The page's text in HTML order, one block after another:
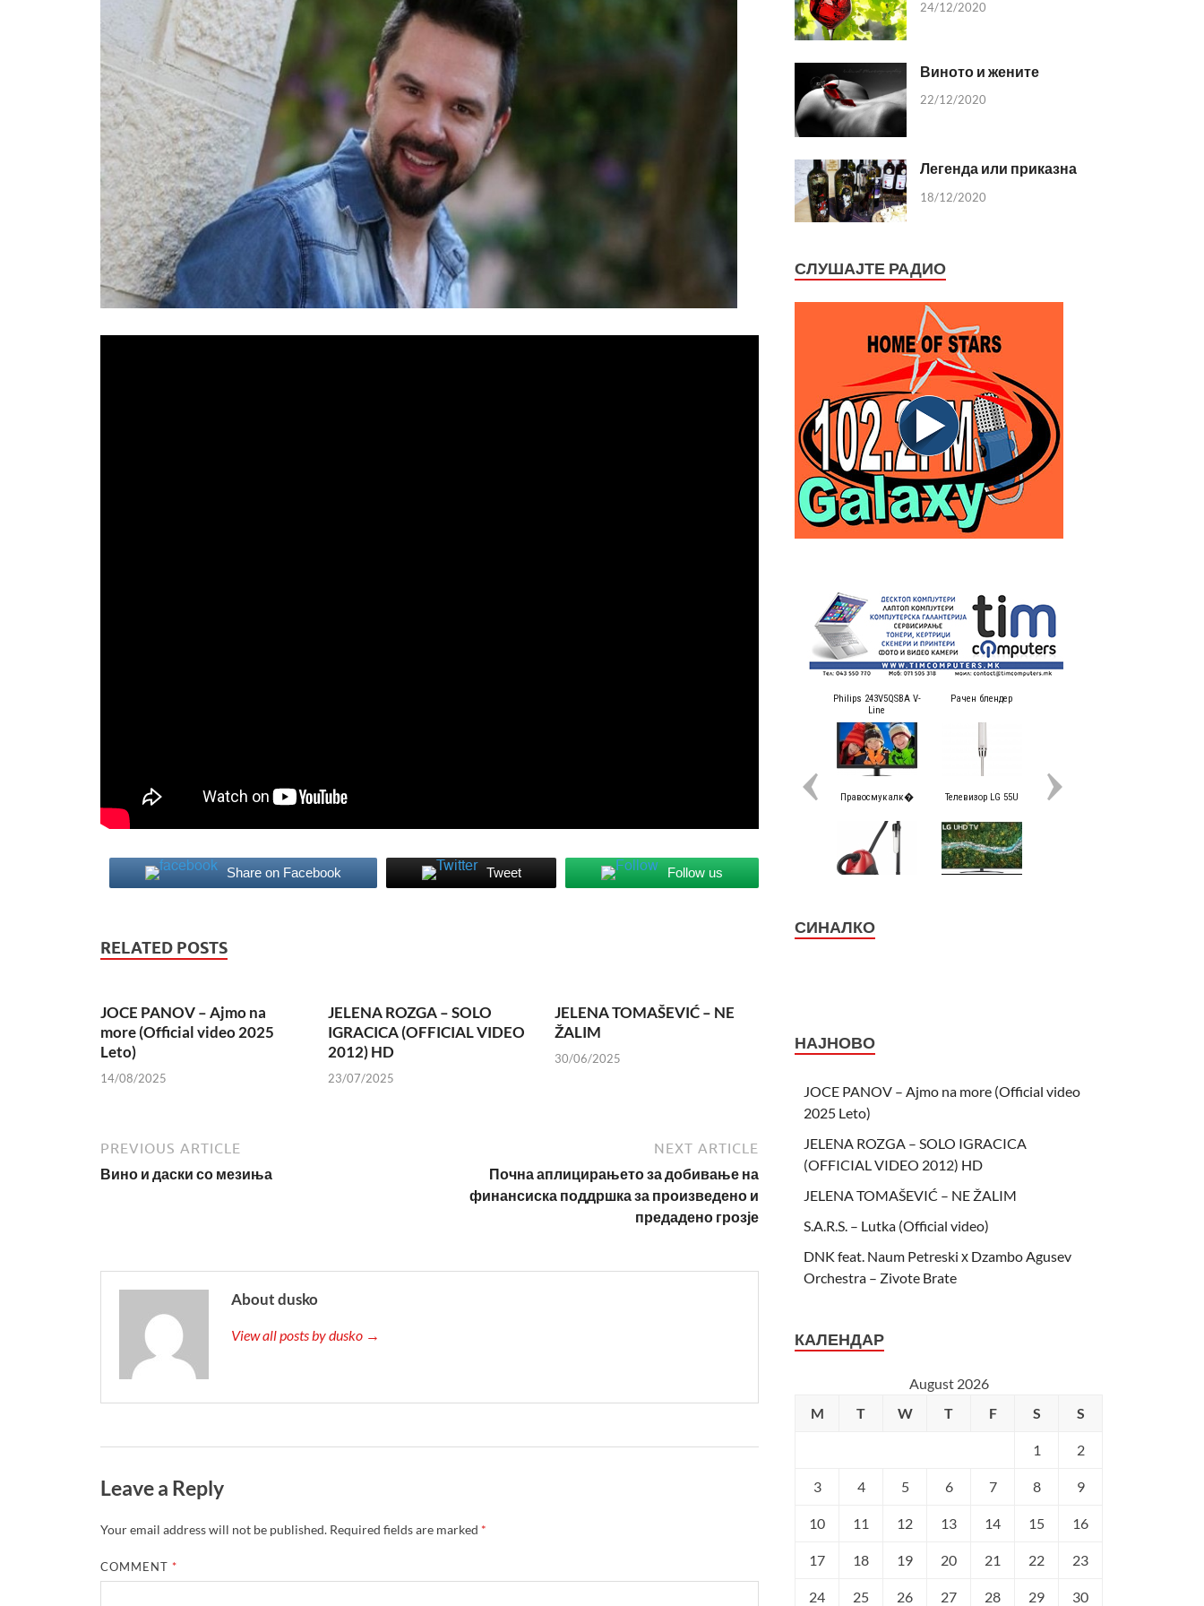
Share on Facebook Tweet Follow us
RELATED POSTS
JOCE PANOV – Ajmo na
more (Official video 2025
Leto)
14/08/2025
JELENA ROZGA – SOLO
IGRACICA (OFFICIAL VIDEO
2012) HD
23/07/2025
JELENA TOMAŠEVIĆ – NE
ŽALIM
30/06/2025
PREVIOUS ARTICLE
Вино и даски со мезиња
NEXT ARTICLE
Почна аплицирањето за добивање на
финансиска поддршка за произведено и
предадено грозје
About dusko
View all posts by dusko →
Leave a Reply
Your email address will not be published. Required fields are marked *
COMMENT*
24/12/2020
Виното и жените
22/12/2020
Легенда или приказна
18/12/2020
СЛУШАЈТЕ РАДИО
СИНАЛКО
НАЈНОВО
JOCE PANOV – Ajmo na more (Official video
2025 Leto)
JELENA ROZGA – SOLO IGRACICA
(OFFICIAL VIDEO 2012) HD
JELENA TOMAŠEVIĆ – NE ŽALIM
S.A.R.S. – Lutka (Official video)
DNK feat. Naum Petreski х Dzambo Agusev
Orchestra – Zivote Brate
КАЛЕНДАР
August 2026
M
T W T F S S
1 2
3 4 5 6 7 8 9
10 11 12 13 14 15 16
17 18 19 20 21 22 23
24 25 26 27 28 29 30